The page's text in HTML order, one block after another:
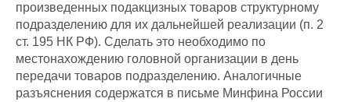
произведенных подакцизных товаров структурному
подразделению для их дальнейшей реализации (п. 2
ст. 195 НК РФ). Сделать это необходимо по
местонахождению головной организации в день
передачи товаров подразделению. Аналогичные
разъяснения содержатся в письме Минфина России